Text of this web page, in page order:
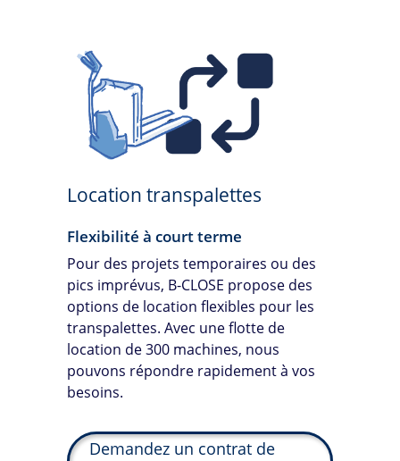
Location transpalettes
Flexibilité à court terme
Pour des projets temporaires ou des
pics imprévus, B-CLOSE propose des
options de location flexibles pour les
transpalettes. Avec une flotte de
location de 300 machines, nous
pouvons répondre rapidement à vos
besoins.
Demandez un contrat de